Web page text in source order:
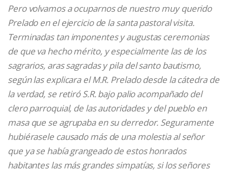
Pero volvamos a ocuparnos de nuestro muy querido
Prelado en el ejercicio de la santa pastoral visita.
Terminadas tan imponentes y augustas ceremonias
de que va hecho mérito, y especialmente las de los
sagrarios, aras sagradas y pila del santo bautismo,
según las explicara el M.R. Prelado desde la cátedra de
la verdad, se retiró S.R. bajo palio acompañado del
clero parroquial, de las autoridades y del pueblo en
masa que se agrupaba en su derredor. Seguramente
hubiérasele causado más de una molestia al señor
que ya se había grangeado de estos honrados
habitantes las más grandes simpatías, si los señores